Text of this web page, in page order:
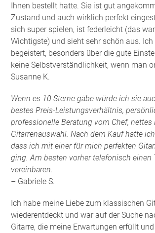
Ihnen bestellt hatte. Sie ist gut
Zustand und auch wirklich perfekt
sich super spielen, ist federleicht (das
Wichtigste) und sieht sehr schön aus.
begeistert, besonders über die gute
keine Selbstverständlichkeit, wenn man
Susanne K.
Wenn es 10 Sterne gäbe würde ich sie
bestes Preis-Leistungsverhältnis,
professionelle Beratung vom Chef, nettes
Gitarrenauswahl. Nach dem Kauf hatte
dass ich mit einer für mich perfekten
ging. Am besten vorher telefonisch einen
vereinbaren.
– Gabriele S.
Ich habe meine Liebe zum klassischen
wiederentdeckt und war auf der Suche
Gitarre, die meine Erwartungen erfüllt